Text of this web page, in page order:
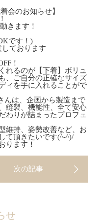
会のお知らせ】
きます！
です！)
ております
！
れるのが【下着】ボリュ
、ご自分の正確なサイズ
ィを手に入れることがで
んは、企画から製造まで
縫製、機能性、全て安心
わりが詰まったプロフェ
維持、姿勢改善など、お
て頂きたいです(^-^)/
ります！
せ